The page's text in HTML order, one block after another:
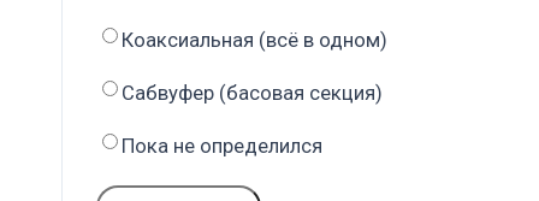
Коаксиальная (всё в одном)
Сабвуфер (басовая секция)
Пока не определился